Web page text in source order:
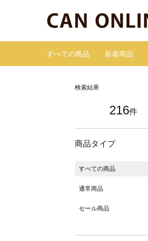
すべての商品 新着商品
検索結果
216件
商品タイプ
すべての商品
通常商品
セール商品